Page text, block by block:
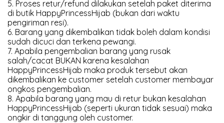
5. Proses retur/refund dilakukan setelah paket diterima
di butik HappyPrincessHijab (bukan dari waktu
pengiriman resi).
6. Barang yang dikembalikan tidak boleh dalam kondisi
sudah dicuci dan terkena pewangi.
7. Apabila pengembalian barang yang rusak
salah/cacat BUKAN karena kesalahan
HappyPrincessHijab maka produk tersebut akan
dikembalikan ke customer setelah customer membayar
ongkos pengembalian.
8. Apabila barang yang mau di retur bukan kesalahan
HappyPrincessHijab (seperti ukuran tidak sesuai) maka
ongkir di tanggung oleh customer.